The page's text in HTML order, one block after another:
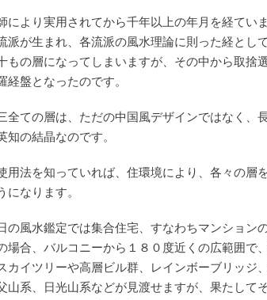
により実用されてから千年以上の年月を経てい
派が生まれ、各流派の風水理論に則った経とし
もの層になってしまいますが、その中から取捨
経盤となったのです。
全ての層は、ただの中国風デザインではなく、
知の結晶なのです。
用法を知っていれば、住環境により、各々の層
なります。
の風水鑑定では集合住宅、すなわちマンション
場合、バルコニーから１８０度近くの広範囲で
カイツリーや高層ビル群、レインボーブリッジ
山系、日光山系などが見渡せますが、果たして